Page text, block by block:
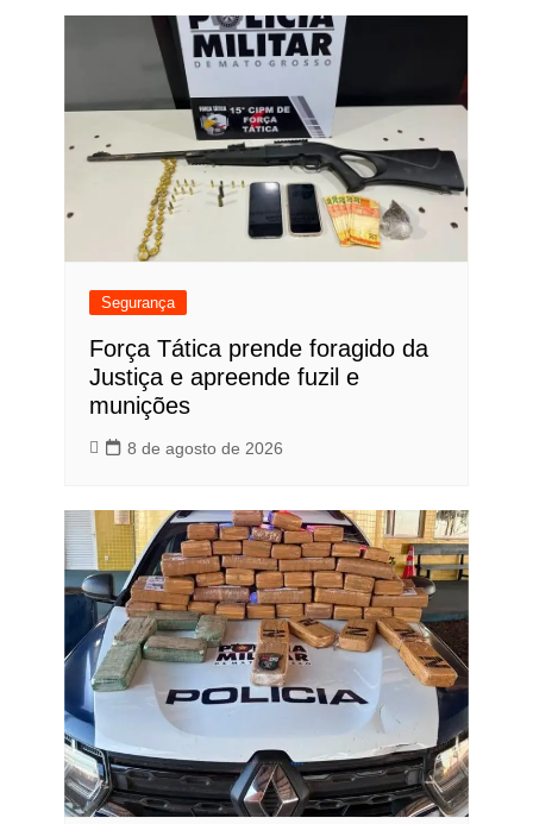
Segurança
Força Tática prende foragido da
Justiça e apreende fuzil e
munições
8 de agosto de 2026